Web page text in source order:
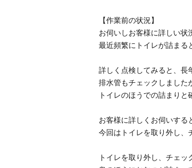
【作業前の状況】
お伺いしお客様に詳しい状
最近頻繁にトイレが詰まる
詳しく点検してみると、長
排水管もチェックしました
トイレのほうでの詰まりと
お客様に詳しくお伺いする
今回はトイレを取り外し、
トイレを取り外し、チェッ